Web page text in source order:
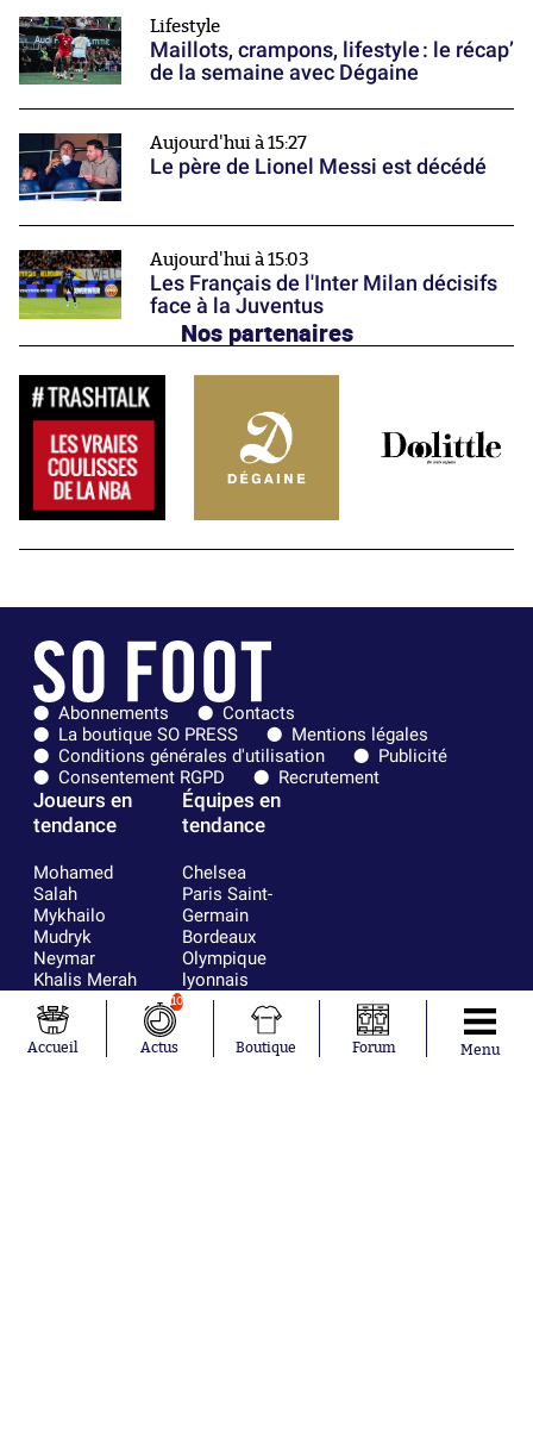
Lifestyle
Maillots, crampons, lifestyle : le récap’
de la semaine avec Dégaine
Aujourd'hui à 15:27
Le père de Lionel Messi est décédé
Aujourd'hui à 15:03
Les Français de l'Inter Milan décisifs
face à la Juventus
Nos partenaires
Abonnements
Contacts
La boutique SO PRESS
Mentions légales
Conditions générales d'utilisation
Publicité
Consentement RGPD
Recrutement
Joueurs en
tendance
Mohamed
Salah
Mykhailo
Mudryk
Neymar
Khalis Merah
Loïs Openda
Moussa
Niakhaté
Équipes en
tendance
Chelsea
Paris Saint-
Germain
Bordeaux
Olympique
lyonnais
FIFA
Real Madrid
RC Strasbourg
Accueil
10
Actus Boutique Forum Menu